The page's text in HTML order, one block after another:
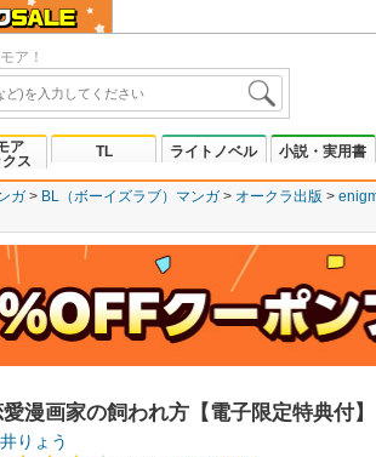
ア！
ア
ス
TL ライトノベル 小説・実用書
ガ BL（ボーイズラブ）マンガ オークラ出版
漫画家の飼われ方【電子限定特典付】
りょう